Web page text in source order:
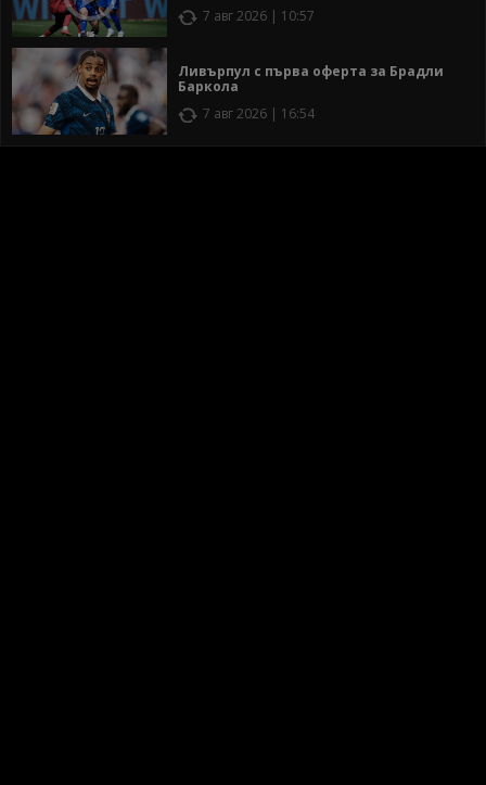
7 авг 2026 | 10:57
Ливърпул с първа оферта за Брадли
Баркола
7 авг 2026 | 16:54